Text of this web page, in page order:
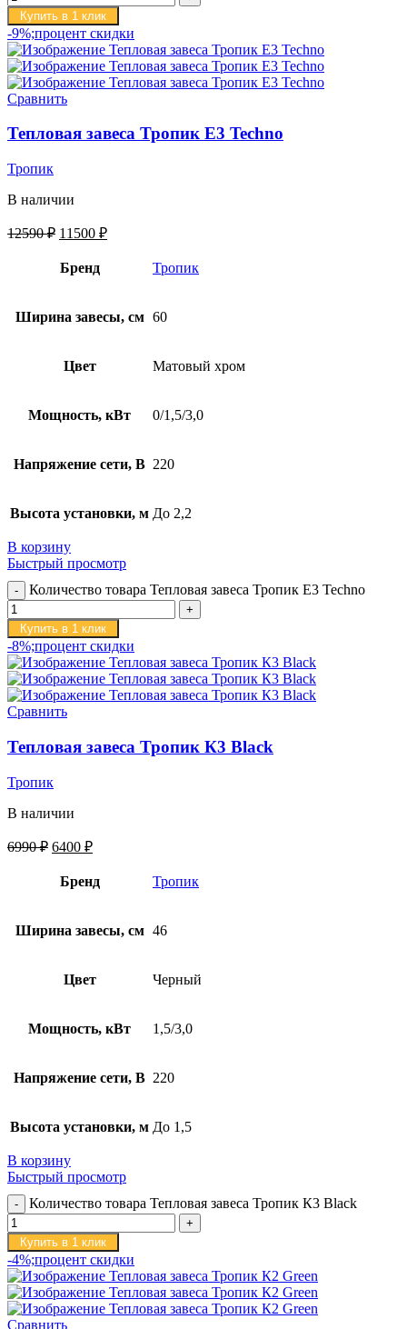
Купить в 1 клик
-9%;процент скидки
Сравнить
Тепловая завеса Тропик E3 Techno
Тропик
В наличии
12590₽ 11500 ₽
Бренд Тропик
Ширина завесы, см 60
Цвет Матовый хром
Мощность, кВт 0/1,5/3,0
Напряжение сети, В 220
Высота установки, м До 2,2
В корзину
Быстрый просмотр
Количество товара Тепловая завеса Тропик E3 Techno
Купить в 1 клик
-8%;процент скидки
Сравнить
Тепловая завеса Тропик К3 Black
Тропик
В наличии
6990₽ 6400 ₽
Бренд Тропик
Ширина завесы, см 46
Цвет Черный
Мощность, кВт 1,5/3,0
Напряжение сети, В 220
Высота установки, м До 1,5
В корзину
Быстрый просмотр
Количество товара Тепловая завеса Тропик К3 Black
Купить в 1 клик
-4%;процент скидки
Сравнить